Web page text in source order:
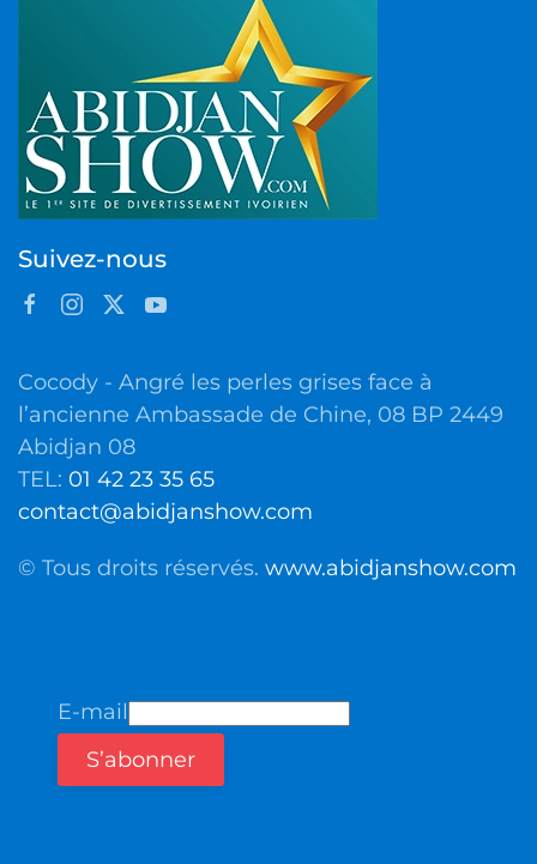
Suivez-nous
Cocody - Angré les perles grises face à
l’ancienne Ambassade de Chine, 08 BP 2449
Abidjan 08
TEL: 01 42 23 35 65
contact@abidjanshow.com
© Tous droits réservés. www.abidjanshow.com
E-mail
S’abonner